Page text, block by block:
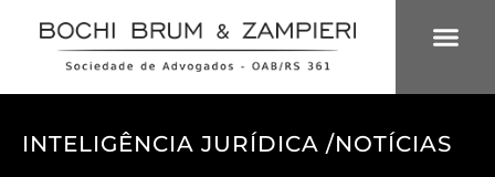
INTELIGÊNCIA JURÍDICA /NOTÍCIAS